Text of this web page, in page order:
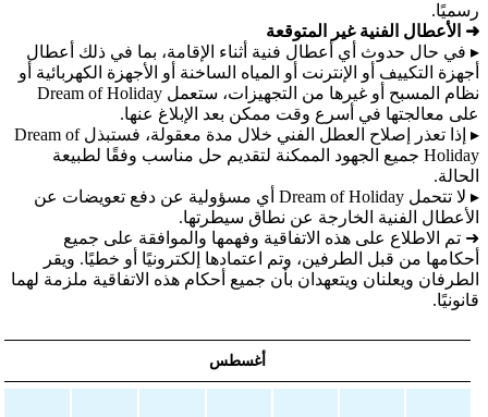
رسميًا.
➜ الأعطال الفنية غير المتوقعة
▸ في حال حدوث أي أعطال فنية أثناء الإقامة، بما في ذلك أعطال
أجهزة التكييف أو الإنترنت أو المياه الساخنة أو الأجهزة الكهربائية أو
نظام المسبح أو غيرها من التجهيزات، ستعمل Dream of Holiday
على معالجتها في أسرع وقت ممكن بعد الإبلاغ عنها.
▸ إذا تعذر إصلاح العطل الفني خلال مدة معقولة، فستبذل Dream of
Holiday جميع الجهود الممكنة لتقديم حل مناسب وفقًا لطبيعة
الحالة.
▸ لا تتحمل Dream of Holiday أي مسؤولية عن دفع تعويضات عن
الأعطال الفنية الخارجة عن نطاق سيطرتها.
➜ تم الاطلاع على هذه الاتفاقية وفهمها والموافقة على جميع
أحكامها من قبل الطرفين، وتم اعتمادها إلكترونيًا أو خطيًا. ويقر
الطرفان ويعلنان ويتعهدان بأن جميع أحكام هذه الاتفاقية ملزمة لهما
قانونيًا.
أغسطس